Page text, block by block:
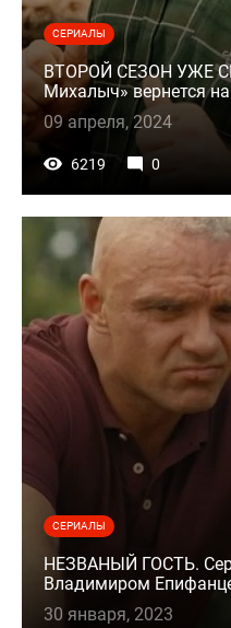
СЕРИАЛЫ
ВТОРОЙ СЕЗОН УЖЕ
Михалыч» вернется
09 апреля, 2024
6219 0
СЕРИАЛЫ
НЕЗВАНЫЙ ГОСТЬ.
Владимиром
30 января, 2023